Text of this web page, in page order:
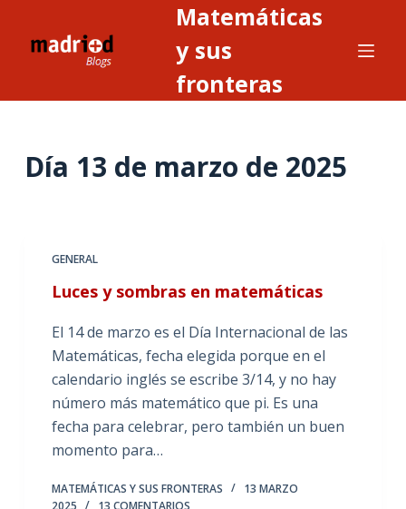
Matemáticas
y sus
fronteras
Día 13 de marzo de 2025
GENERAL
Luces y sombras en matemáticas
El 14 de marzo es el Día Internacional de las
Matemáticas, fecha elegida porque en el
calendario inglés se escribe 3/14, y no hay
número más matemático que pi. Es una
fecha para celebrar, pero también un buen
momento para…
MATEMÁTICAS Y SUS FRONTERAS
13 MARZO
2025
13 COMENTARIOS